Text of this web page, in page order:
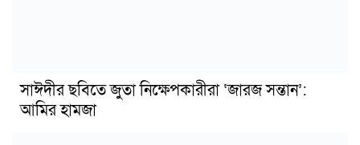
সাঈদীর ছবিতে জুতা নিক্ষেপকারীরা ‘জারজ সন্তান’:
আমির হামজা